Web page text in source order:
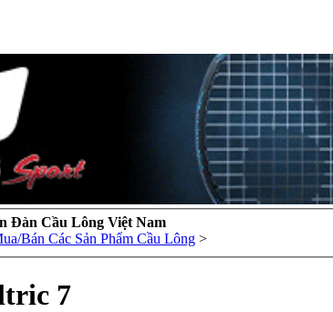
Đàn Cầu Lông Việt Nam
Bán Các Sản Phẩm Cầu Lông >
7